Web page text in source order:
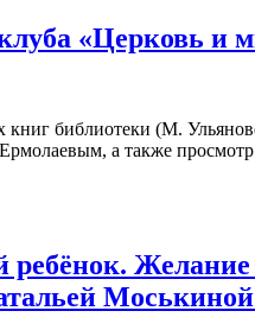
«Церковь и
книг библиотеки (М.
а также
Желание
Моськиной